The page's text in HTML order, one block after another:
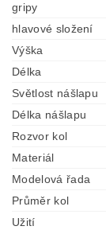
gripy
hlavové složení
Výška
Délka
Světlost nášlapu
Délka nášlapu
Rozvor kol
Materiál
Modelová řada
Průměr kol
Užití